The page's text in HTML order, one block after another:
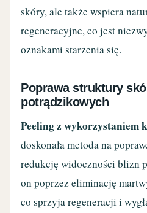
skóry, ale także wspiera
regeneracyjne, co jest
oznakami starzenia się.
Poprawa struktury
potrądzikowych
Peeling z wykorzystaniem
doskonała metoda na
redukcję widoczności blizn
on poprzez eliminację
co sprzyja regeneracji i